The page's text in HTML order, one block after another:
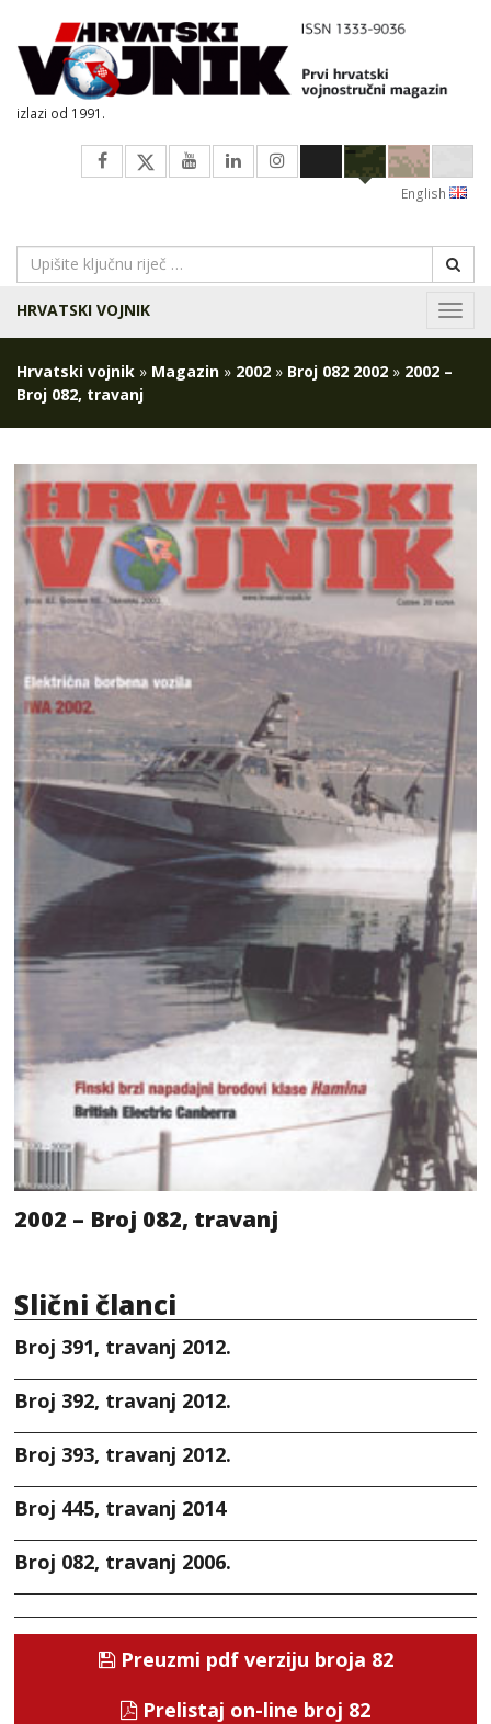
izlazi od 1991.
English
HRVATSKI VOJNIK
Hrvatski vojnik » Magazin » 2002 » Broj 082 2002 » 2002 –
Broj 082, travanj
2002 – Broj 082, travanj
Slični članci
Broj 391, travanj 2012.
Broj 392, travanj 2012.
Broj 393, travanj 2012.
Broj 445, travanj 2014
Broj 082, travanj 2006.
Preuzmi pdf verziju broja 82
Prelistaj on-line broj 82